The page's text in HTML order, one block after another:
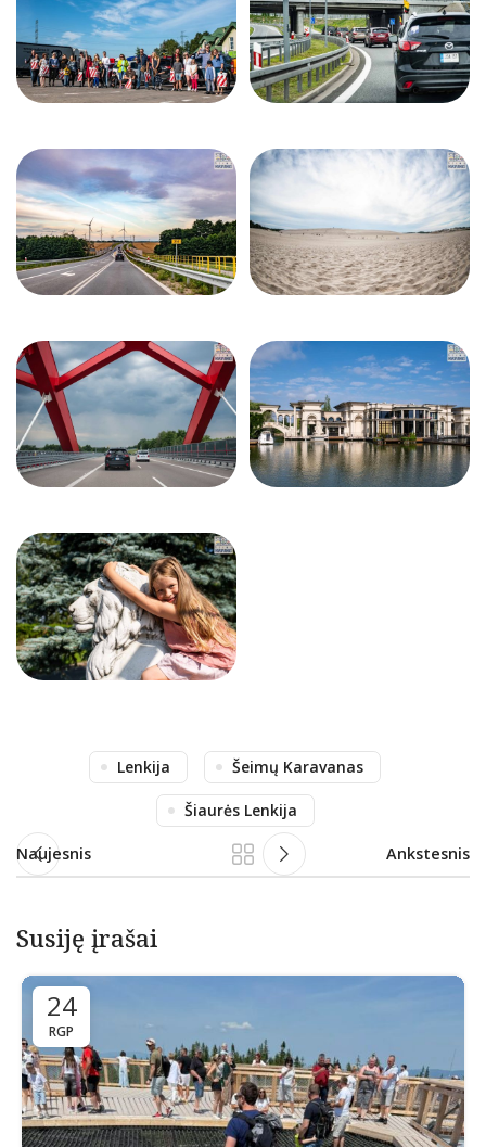
Lenkija Šeimų Karavanas
Šiaurės Lenkija
Naujesnis Ankstesnis
Susiję įrašai
24
RGP